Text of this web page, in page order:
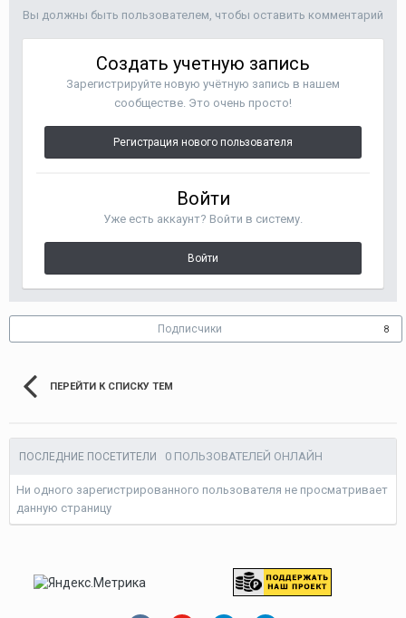
Вы должны быть пользователем, чтобы оставить комментарий
Создать учетную запись
Зарегистрируйте новую учётную запись в нашем
сообществе. Это очень просто!
Регистрация нового пользователя
Войти
Уже есть аккаунт? Войти в систему.
Войти
Подписчики 8
ПЕРЕЙТИ К СПИСКУ ТЕМ
ПОСЛЕДНИЕ ПОСЕТИТЕЛИ 0 ПОЛЬЗОВАТЕЛЕЙ ОНЛАЙН
Ни одного зарегистрированного пользователя не просматривает
данную страницу